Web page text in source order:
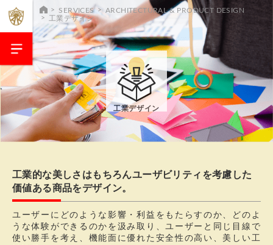
SERVICES
ARCHITECTURAL & PRODUCT DESIGN
工業デザイン
工業デザイン
工業的な美しさはもちろんユーザビリティを考慮した
価値ある商品をデザイン。
ユーザーにどのような影響・利益をもたらすのか、どのよ
うな体験ができるのかを汲み取り、ユーザーと同じ目線で
使い勝手を考え、機能面に優れた安全性の高い、美しい工